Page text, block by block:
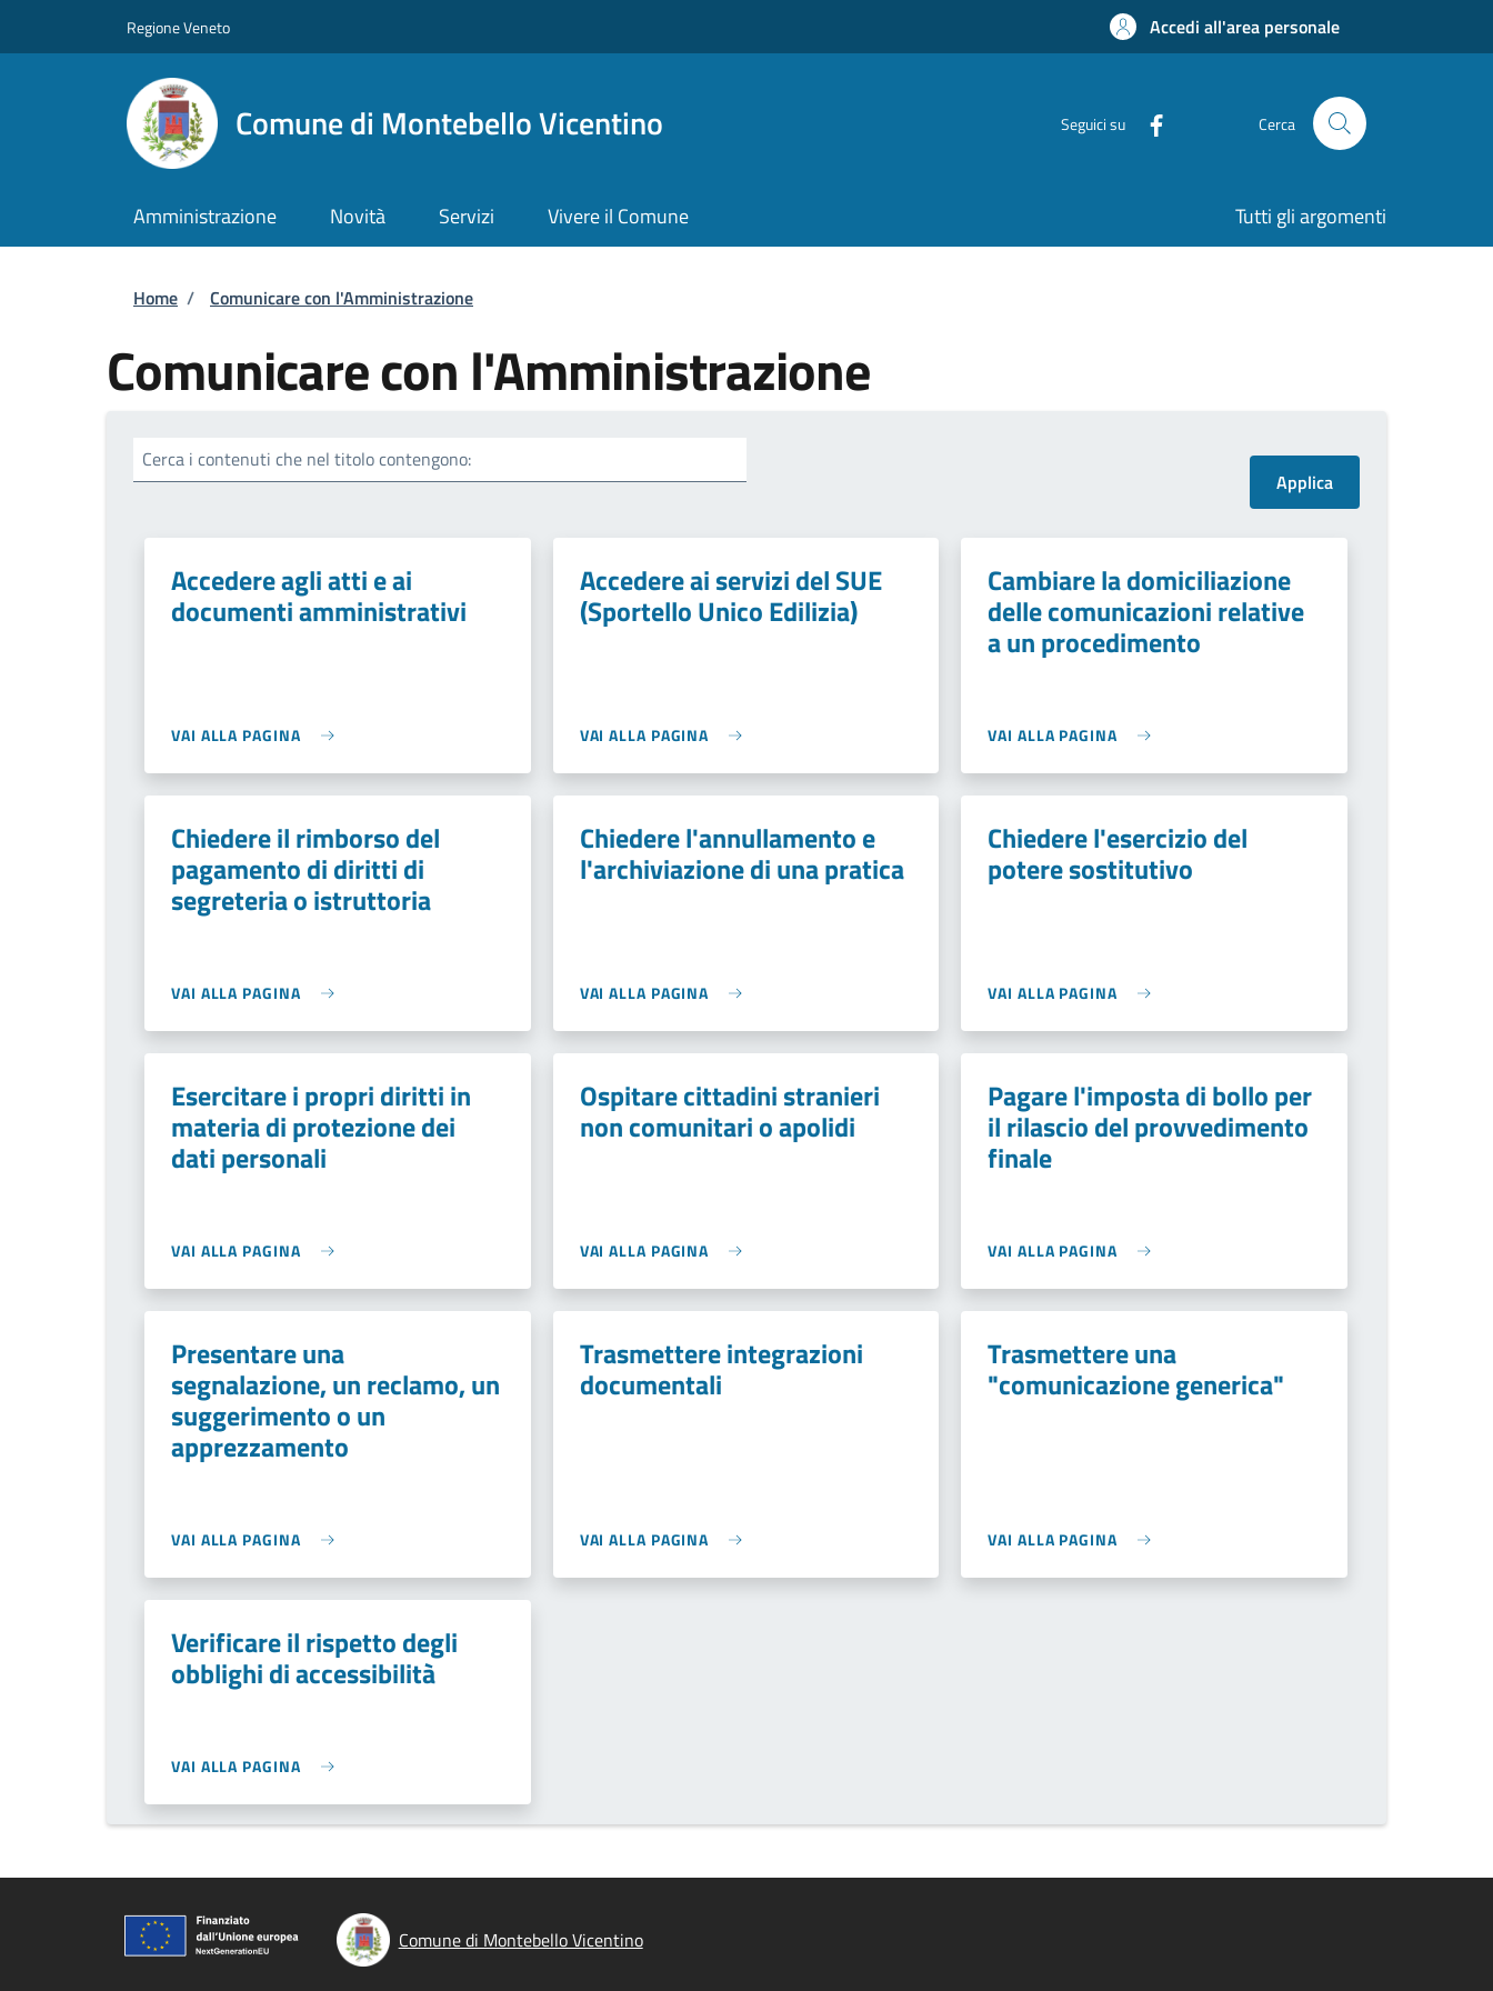
Regione Veneto Accedi all'area personale
Comune di Montebello Vicentino Seguici su Cerca
Amministrazione Novità Servizi Vivere il Comune Tutti gli argomenti
Briciole di pane
Home / Comunicare con l'Amministrazione
Comunicare con l'Amministrazione
Cerca i contenuti che nel titolo contengono:
Accedere agli atti e ai
documenti amministrativi
VAI ALLA PAGINA
Accedere ai servizi del SUE
(Sportello Unico Edilizia)
VAI ALLA PAGINA
Cambiare la domiciliazione
delle comunicazioni relative
a un procedimento
VAI ALLA PAGINA
Chiedere il rimborso del
pagamento di diritti di
segreteria o istruttoria
VAI ALLA PAGINA
Chiedere l'annullamento e
l'archiviazione di una pratica
VAI ALLA PAGINA
Chiedere l'esercizio del
potere sostitutivo
VAI ALLA PAGINA
Esercitare i propri diritti in
materia di protezione dei
dati personali
VAI ALLA PAGINA
Ospitare cittadini stranieri
non comunitari o apolidi
VAI ALLA PAGINA
Pagare l'imposta di bollo per
il rilascio del provvedimento
finale
VAI ALLA PAGINA
Presentare una
segnalazione, un reclamo, un
suggerimento o un
apprezzamento
VAI ALLA PAGINA
Trasmettere integrazioni
documentali
VAI ALLA PAGINA
Trasmettere una
"comunicazione generica"
VAI ALLA PAGINA
Verificare il rispetto degli
obblighi di accessibilità
VAI ALLA PAGINA
Comune di Montebello Vicentino